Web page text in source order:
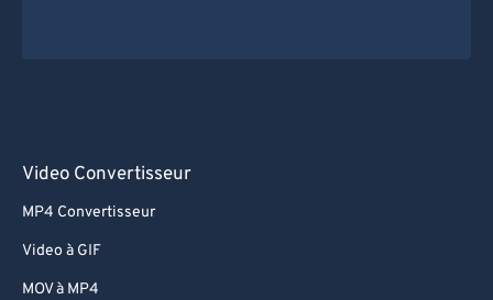
Video Convertisseur
MP4 Convertisseur
Video à GIF
MOV à MP4